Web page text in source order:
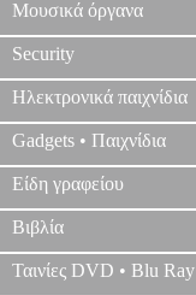
Μουσικά όργανα
Security
Ηλεκτρονικά παιχνίδια
Gadgets • Παιχνίδια
Είδη γραφείου
Βιβλία
Ταινίες DVD • Blu Ray